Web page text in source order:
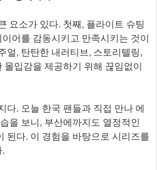
요소가 있다. 첫째, 플라이트 슈팅
어를 감동시키고 만족시키는 것이
얼, 탄탄한 내러티브, 스토리텔링,
몰입감을 제공하기 위해 끊임없이
다. 오늘 한국 팬들과 직접 만나 에
을 보니, 부산에까지도 열정적인
된다. 이 경험을 바탕으로 시리즈를